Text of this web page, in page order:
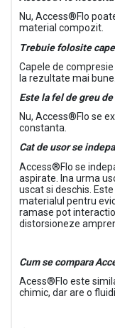
Nu, Access®Flo
material compozit.
Trebuie folosite
Capele de
la rezultate mai bune.
Este la fel de greu
Nu, Access®Flo se
constanta.
Cat de usor se
Access®Flo se
aspirate. Ina urma
uscat si deschis.
materialul pentru
ramase pot
distorsioneze
Cum se compara
Acess®Flo este
chimic, dar are o